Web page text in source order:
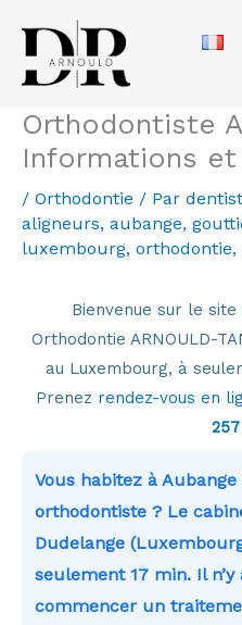
contenu
Orthodontiste
Informations et
/ Orthodontie / Par
aligneurs, aubange,
luxembourg, orthodontie,
Bienvenue sur le
Orthodontie ARNOULD-
au Luxembourg, à
Prenez rendez-vous en
Vous habitez à
orthodontiste ? Le
Dudelange
seulement 17 min. Il n’y
commencer un